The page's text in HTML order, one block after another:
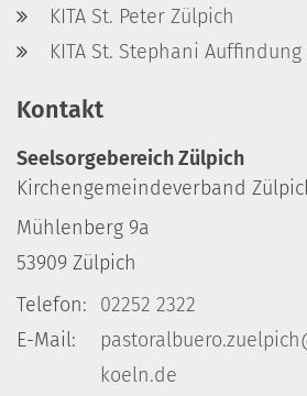
KITA St. Peter Zülpich
KITA St. Stephani
Kontakt
Seelsorgebereich Zülpich
Kirchengemeindeverband
Mühlenberg 9a
53909 Zülpich
Telefon:
02252 2322
E-Mail:
koeln.de